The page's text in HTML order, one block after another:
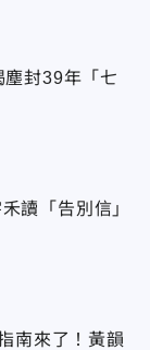
封39年「七
讀「告別信」
南來了！黃韻